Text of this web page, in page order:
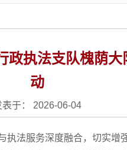
执法支队槐荫
动
表于： 2026-06-04
法服务深度融合，切实增